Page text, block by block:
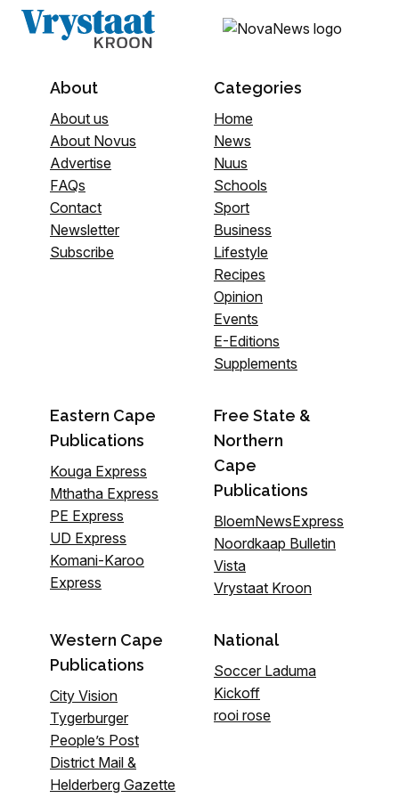
About
About us
About Novus
Advertise
FAQs
Contact
Newsletter
Subscribe
Categories
Home
News
Nuus
Schools
Sport
Business
Lifestyle
Recipes
Opinion
Events
E-Editions
Supplements
Eastern Cape
Publications
Kouga Express
Mthatha Express
PE Express
UD Express
Komani-Karoo
Express
Free State &
Northern
Cape
Publications
BloemNewsExpress
Noordkaap Bulletin
Vista
Vrystaat Kroon
Western Cape
Publications
City Vision
Tygerburger
People’s Post
District Mail &
Helderberg Gazette
National
Soccer Laduma
Kickoff
rooi rose